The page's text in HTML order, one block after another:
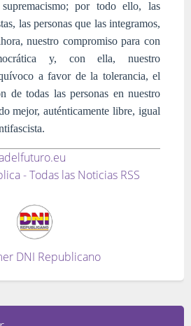
por todo ello, las
las personas que las integramos,
nuestro compromiso para con
y, con ella, nuestro
a favor de la tolerancia, el
de todas las personas en nuestro
mejor, auténticamente libre, igual
- Todas las Noticias RSS
DNI Republicano